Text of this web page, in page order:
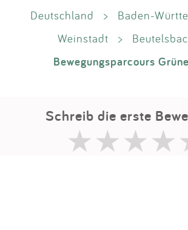
Deutschland > Baden-
Weinstadt
>
Bewegungsparcours
Schreib die erste